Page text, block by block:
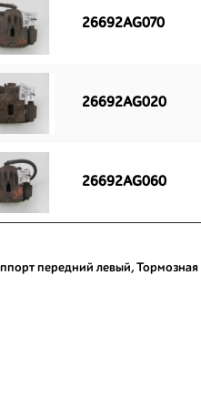
26692AG070
26692AG020
26692AG060
передний левый, Тормозная